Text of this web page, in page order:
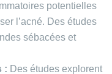
potentielles
l’acné. Des études
sébacées et
: Des études explorent